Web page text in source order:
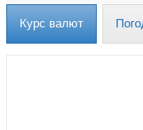
Курс валют